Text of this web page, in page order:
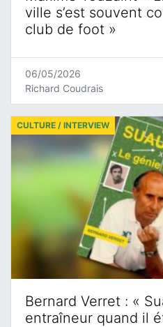
ville s’est souvent
club de foot »
06/05/2026
Richard Coudrais
Bernard Verret : «
entraîneur quand il
CULTURE / INTERVIEW